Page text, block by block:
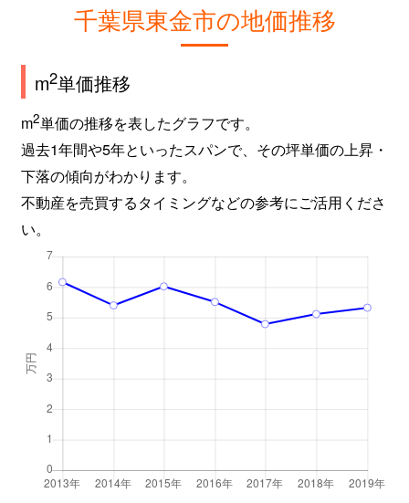
千葉県東金市の地価推移
m2単価推移
m2単価の推移を表したグラフです。
過去1年間や5年といったスパンで、その坪単価の上昇・
下落の傾向がわかります。
不動産を売買するタイミングなどの参考にご活用くださ
い。